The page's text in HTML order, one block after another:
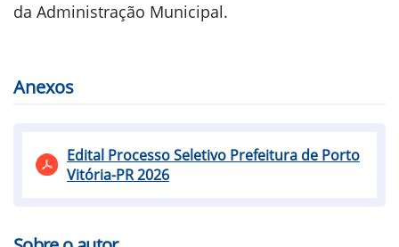
da Administração Municipal.
Anexos
Edital Processo Seletivo Prefeitura de Porto
Vitória-PR 2026